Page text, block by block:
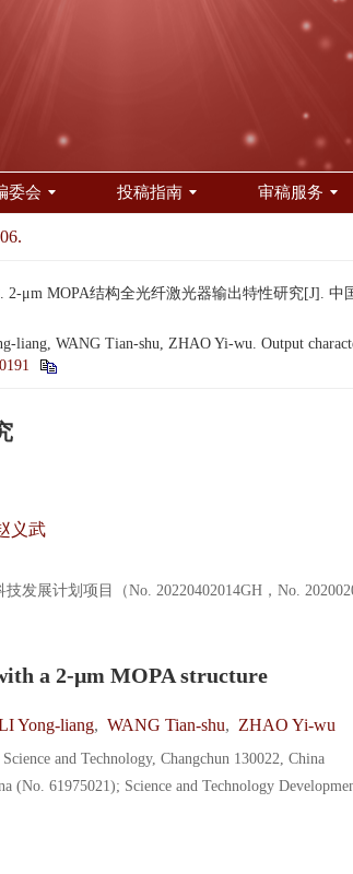
委会 投稿指南 审稿服务
μm MOPA结构全光纤激光器输出特性研究[J]. 中
WANG Tian-shu, ZHAO Yi-wu. Output
义武
发展计划项目（No. 20220402014GH，No.
a 2-μm MOPA structure
Yong-liang, WANG Tian-shu, ZHAO Yi-wu
and Technology, Changchun 130022, China
(No. 61975021); Science and Technology